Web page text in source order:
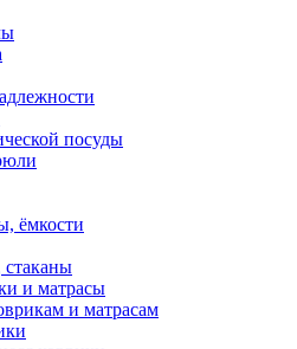
посуды
ёмкости
и матрасы
и матрасам